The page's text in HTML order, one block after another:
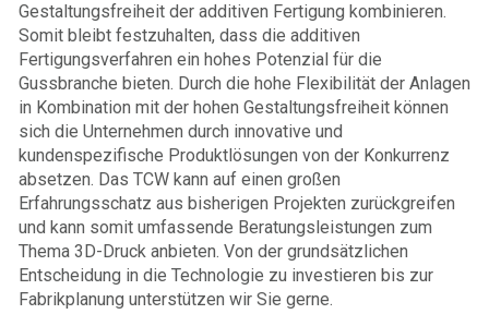
Gestaltungsfreiheit der additiven Fertigung kombinieren.
Somit bleibt festzuhalten, dass die additiven
Fertigungsverfahren ein hohes Potenzial für die
Gussbranche bieten. Durch die hohe Flexibilität der Anlagen
in Kombination mit der hohen Gestaltungsfreiheit können
sich die Unternehmen durch innovative und
kundenspezifische Produktlösungen von der Konkurrenz
absetzen. Das TCW kann auf einen großen
Erfahrungsschatz aus bisherigen Projekten zurückgreifen
und kann somit umfassende Beratungsleistungen zum
Thema 3D-Druck anbieten. Von der grundsätzlichen
Entscheidung in die Technologie zu investieren bis zur
Fabrikplanung unterstützen wir Sie gerne.